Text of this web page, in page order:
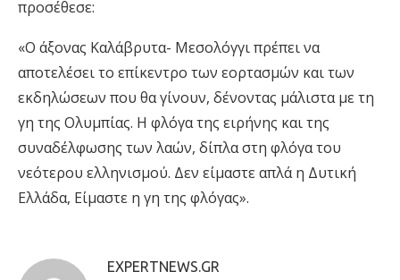
προσέθεσε:
«Ο άξονας Καλάβρυτα- Μεσολόγγι πρέπει να
αποτελέσει το επίκεντρο των εορτασμών και των
εκδηλώσεων που θα γίνουν, δένοντας μάλιστα με τη
γη της Ολυμπίας. Η φλόγα της ειρήνης και της
συναδέλφωσης των λαών, δίπλα στη φλόγα του
νεότερου ελληνισμού. Δεν είμαστε απλά η Δυτική
Ελλάδα, Είμαστε η γη της φλόγας».
EXPERTNEWS.GR